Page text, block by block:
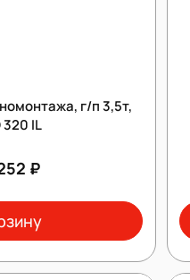
г/п 3,5т,
320 IL
₽